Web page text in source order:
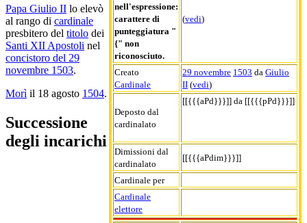
nell'espressione:
carattere di
punteggiatura "
{" non
riconosciuto.
(vedi)
Creato
Cardinale
29 novembre 1503 da Giulio
II (vedi)
Deposto dal
cardinalato
[[{{{aPd}}}]] da [[{{{pPd}}}]]
Dimissioni dal
cardinalato
[[{{{aPdim}}}]]
Cardinale per
Cardinale
elettore
Papa Giulio II lo elevò
al rango di cardinale
presbitero del titolo dei
Santi XII Apostoli nel
concistoro del 29
novembre 1503.
Morì il 18 agosto 1504.
Successione
degli incarichi